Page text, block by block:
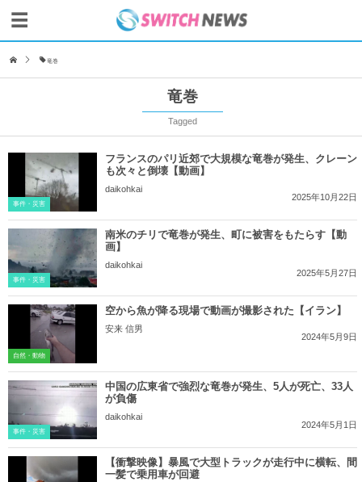
竜巻
竜巻
Tagged
事件・災害
フランスのパリ近郊で大規模な竜巻が発生、クレーン
も次々と倒壊【動画】
daikohkai
2025年10月22日
事件・災害
南米のチリで竜巻が発生、町に被害をもたらす【動
画】
daikohkai
2025年5月27日
自然・動物
空から魚が降る現場で動画が撮影された【イラン】
安来 信男
2024年5月9日
事件・災害
中国の広東省で強烈な竜巻が発生、5人が死亡、33人
が負傷
daikohkai
2024年5月1日
【衝撃映像】暴風で大型トラックが走行中に横転、間
一髪で乗用車が回避